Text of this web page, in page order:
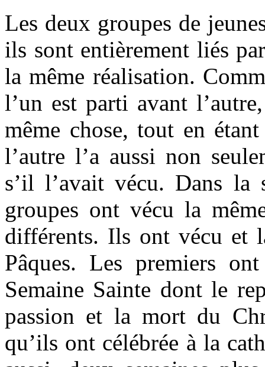
Les deux groupes de
ils sont entièrement liés
la même réalisation.
l’un est parti avant
même chose, tout en
l’autre l’a aussi non
s’il l’avait vécu. Dans la
groupes ont vécu la
différents. Ils ont vécu et
Pâques. Les premiers
Semaine Sainte dont le
passion et la mort du
qu’ils ont célébrée à la